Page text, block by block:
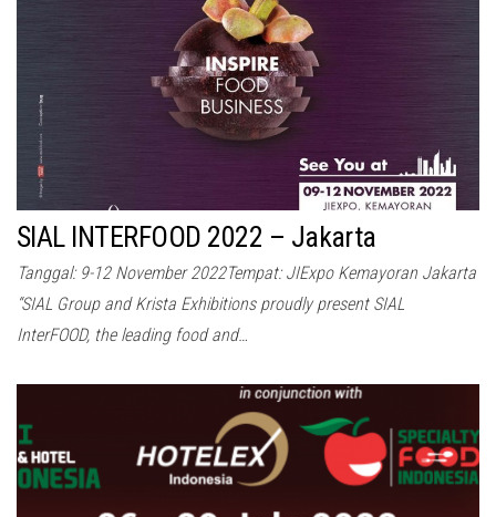
SIAL INTERFOOD 2022 – Jakarta
Tanggal: 9-12 November 2022Tempat: JIExpo Kemayoran Jakarta
“SIAL Group and Krista Exhibitions proudly present SIAL
InterFOOD, the leading food and…